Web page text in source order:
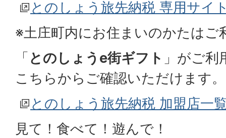
とのしょう旅先納税 専用サイ
※土庄町内にお住まいのかたはご
「 とのしょうe街ギフト 」がご
こちらからご確認いただけます。
とのしょう旅先納税 加盟店一
見て！食べて！遊んで！